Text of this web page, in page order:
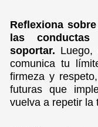
Reflexiona
las
soportar. Luego,
comunica tu
firmeza y
futuras que
vuelva a repetir la